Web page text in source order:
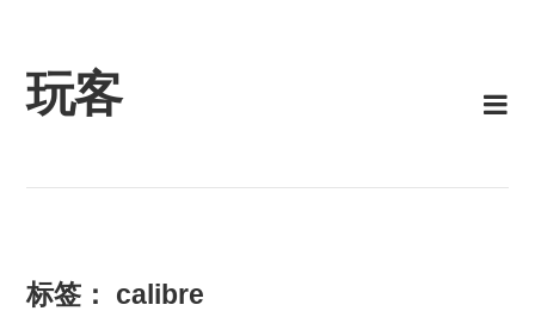
content
玩客
标签： calibre